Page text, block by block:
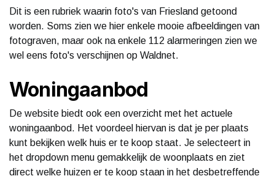
Dit is een rubriek waarin foto's van Friesland getoond
worden. Soms zien we hier enkele mooie afbeeldingen van
fotograven, maar ook na enkele 112 alarmeringen zien we
wel eens foto's verschijnen op Waldnet.
Woningaanbod
De website biedt ook een overzicht met het actuele
woningaanbod. Het voordeel hiervan is dat je per plaats
kunt bekijken welk huis er te koop staat. Je selecteert in
het dropdown menu gemakkelijk de woonplaats en ziet
direct welke huizen er te koop staan in het desbetreffende